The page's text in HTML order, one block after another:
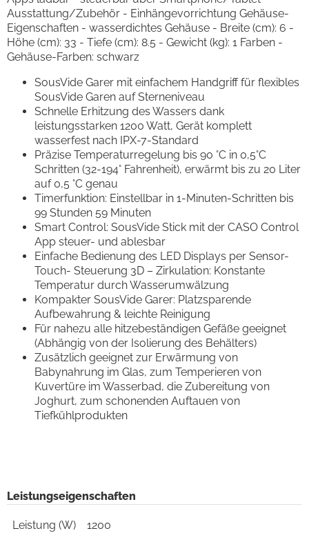
Ausstattung/Zubehör - Einhängevorrichtung Gehäuse-
Eigenschaften - wasserdichtes Gehäuse - Breite (cm): 6 -
Höhe (cm): 33 - Tiefe (cm): 8.5 - Gewicht (kg): 1 Farben -
Gehäuse-Farben: schwarz
SousVide Garer mit einfachem Handgriff für flexibles
SousVide Garen auf Sterneniveau
Schnelle Erhitzung des Wassers dank
leistungsstarken 1200 Watt, Gerät komplett
wasserfest nach IPX-7-Standard
Präzise Temperaturregelung bis 90 °C in 0,5°C
Schritten (32-194° Fahrenheit), erwärmt bis zu 20 Liter
auf 0,5 °C genau
Timerfunktion: Einstellbar in 1-Minuten-Schritten bis
99 Stunden 59 Minuten
Smart Control: SousVide Stick mit der CASO Control
App steuer- und ablesbar
Einfache Bedienung des LED Displays per Sensor-
Touch- Steuerung 3D – Zirkulation: Konstante
Temperatur durch Wasserumwälzung
Kompakter SousVide Garer: Platzsparende
Aufbewahrung & leichte Reinigung
Für nahezu alle hitzebeständigen Gefäße geeignet
(Abhängig von der Isolierung des Behälters)
Zusätzlich geeignet zur Erwärmung von
Babynahrung im Glas, zum Temperieren von
Kuvertüre im Wasserbad, die Zubereitung von
Joghurt, zum schonenden Auftauen von
Tiefkühlprodukten
Leistungseigenschaften
Leistung (W) 1200